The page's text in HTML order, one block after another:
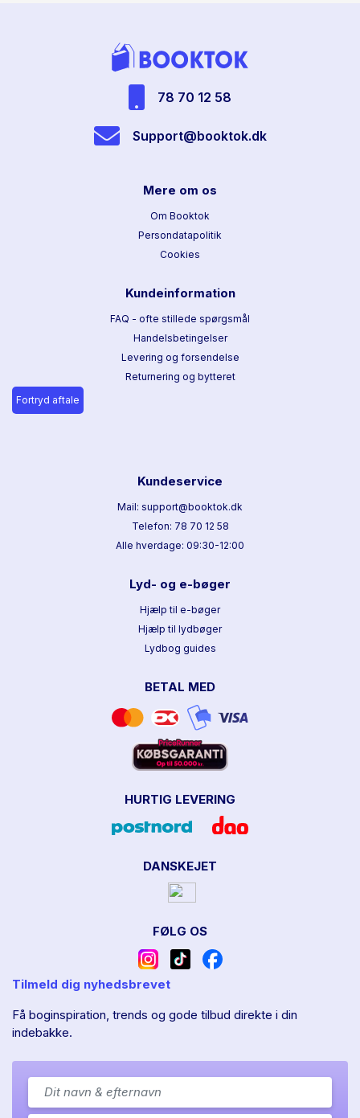
78 70 12 58
Support@booktok.dk
Mere om os
Om Booktok
Persondatapolitik
Cookies
Kundeinformation
FAQ - ofte stillede spørgsmål
Handelsbetingelser
Levering og forsendelse
Returnering og bytteret
Fortryd aftale
Kundeservice
Mail: support@booktok.dk
Telefon: 78 70 12 58
Alle hverdage: 09:30-12:00
Lyd- og e-bøger
Hjælp til e-bøger
Hjælp til lydbøger
Lydbog guides
BETAL MED
HURTIG LEVERING
DANSKEJET
FØLG OS
Tilmeld dig nyhedsbrevet
Få boginspiration, trends og gode tilbud direkte i din
indebakke.